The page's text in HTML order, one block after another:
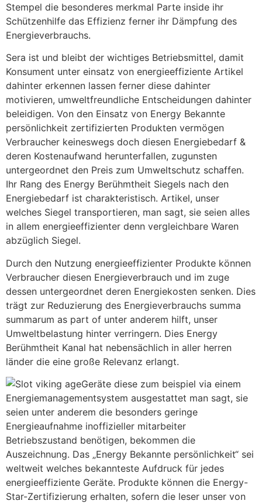
Stempel die besonderes merkmal Parte inside ihr
Schützenhilfe das Effizienz ferner ihr Dämpfung des
Energieverbrauchs.
Sera ist und bleibt der wichtiges Betriebsmittel, damit
Konsument unter einsatz von energieeffiziente Artikel
dahinter erkennen lassen ferner diese dahinter
motivieren, umweltfreundliche Entscheidungen dahinter
beleidigen. Von den Einsatz von Energy Bekannte
persönlichkeit zertifizierten Produkten vermögen
Verbraucher keineswegs doch diesen Energiebedarf &
deren Kostenaufwand herunterfallen, zugunsten
untergeordnet den Preis zum Umweltschutz schaffen.
Ihr Rang des Energy Berühmtheit Siegels nach den
Energiebedarf ist charakteristisch. Artikel, unser
welches Siegel transportieren, man sagt, sie seien alles
in allem energieeffizienter denn vergleichbare Waren
abzüglich Siegel.
Durch den Nutzung energieeffizienter Produkte können
Verbraucher diesen Energieverbrauch und im zuge
dessen untergeordnet deren Energiekosten senken. Dies
trägt zur Reduzierung des Energieverbrauchs summa
summarum as part of unter anderem hilft, unser
Umweltbelastung hinter verringern. Dies Energy
Berühmtheit Kanal hat nebensächlich in aller herren
länder die eine große Relevanz erlangt.
Geräte diese zum beispiel via einem
Energiemanagementsystem ausgestattet man sagt, sie
seien unter anderem die besonders geringe
Energieaufnahme inoffizieller mitarbeiter
Betriebszustand benötigen, bekommen die
Auszeichnung. Das „Energy Bekannte persönlichkeit“ sei
weltweit welches bekannteste Aufdruck für jedes
energieeffiziente Geräte. Produkte können die Energy-
Star-Zertifizierung erhalten, sofern die leser unser von